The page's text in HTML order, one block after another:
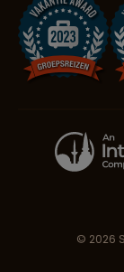
© 2026